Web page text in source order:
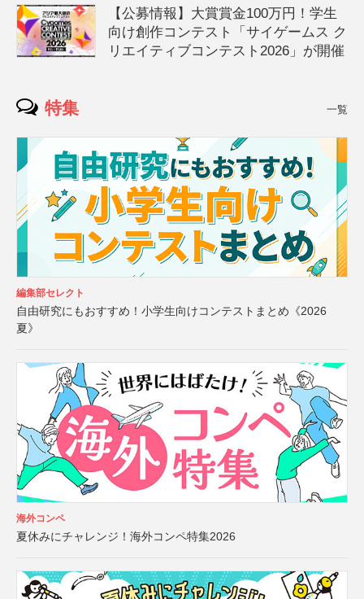
【公募情報】大賞賞金100万円！学生
向け創作コンテスト「サイゲームス ク
リエイティブコンテスト2026」が開催
特集 一覧
編集部セレクト
自由研究にもおすすめ！小学生向けコンテストまとめ《2026
夏》
海外コンペ
夏休みにチャレンジ！海外コンペ特集2026